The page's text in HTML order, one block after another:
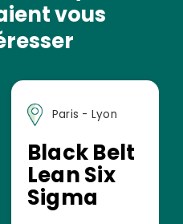
vous
Paris - Lyon
Black Belt
Lean Six
Sigma